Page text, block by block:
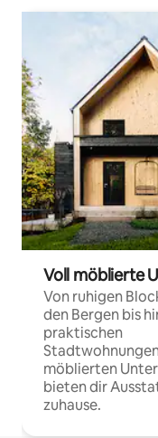
Voll möblierte
Von ruhigen
den Bergen bis
praktischen
möblierten
bieten dir
zuhause.